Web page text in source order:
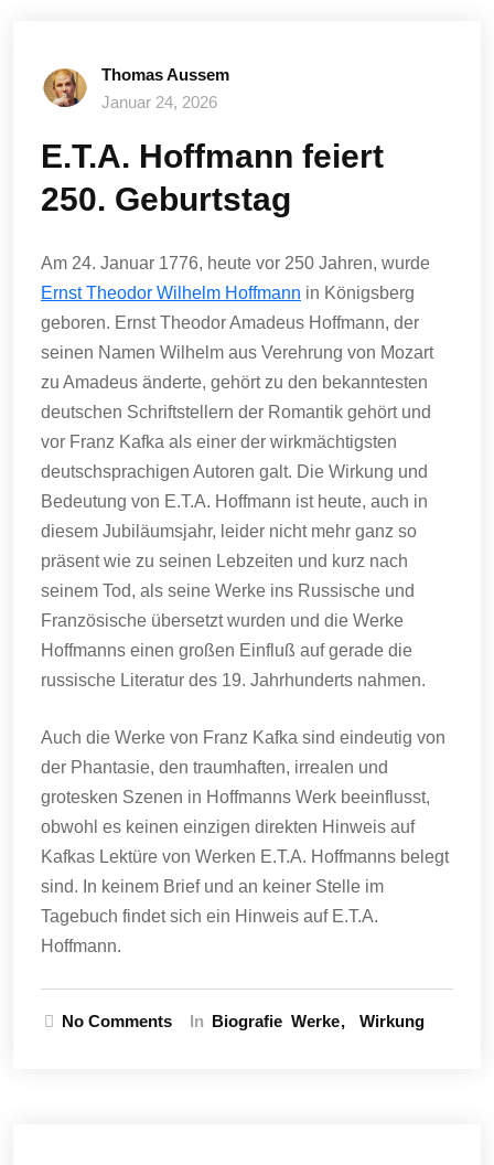
Thomas Aussem
Januar 24, 2026
E.T.A. Hoffmann feiert
250. Geburtstag
Am 24. Januar 1776, heute vor 250 Jahren, wurde
Ernst Theodor Wilhelm Hoffmann in Königsberg
geboren. Ernst Theodor Amadeus Hoffmann, der
seinen Namen Wilhelm aus Verehrung von Mozart
zu Amadeus änderte, gehört zu den bekanntesten
deutschen Schriftstellern der Romantik gehört und
vor Franz Kafka als einer der wirkmächtigsten
deutschsprachigen Autoren galt. Die Wirkung und
Bedeutung von E.T.A. Hoffmann ist heute, auch in
diesem Jubiläumsjahr, leider nicht mehr ganz so
präsent wie zu seinen Lebzeiten und kurz nach
seinem Tod, als seine Werke ins Russische und
Französische übersetzt wurden und die Werke
Hoffmanns einen großen Einfluß auf gerade die
russische Literatur des 19. Jahrhunderts nahmen.
Auch die Werke von Franz Kafka sind eindeutig von
der Phantasie, den traumhaften, irrealen und
grotesken Szenen in Hoffmanns Werk beeinflusst,
obwohl es keinen einzigen direkten Hinweis auf
Kafkas Lektüre von Werken E.T.A. Hoffmanns belegt
sind. In keinem Brief und an keiner Stelle im
Tagebuch findet sich ein Hinweis auf E.T.A.
Hoffmann.
No Comments In Biografie Werke Wirkung